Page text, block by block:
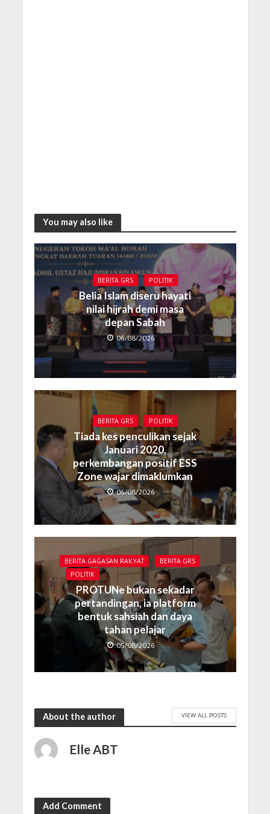
You may also like
BERITA GRS POLITIK
Belia Islam diseru hayati
nilai hijrah demi masa
depan Sabah
06/08/2026
BERITA GRS POLITIK
Tiada kes penculikan sejak
Januari 2020,
perkembangan positif ESS
Zone wajar dimaklumkan
06/08/2026
BERITA GAGASAN RAKYAT
BERITA GRS
POLITIK
PROTUNe bukan sekadar
pertandingan, ia platform
bentuk sahsiah dan daya
tahan pelajar
05/08/2026
About the author VIEW ALL POSTS
Elle ABT
Add Comment